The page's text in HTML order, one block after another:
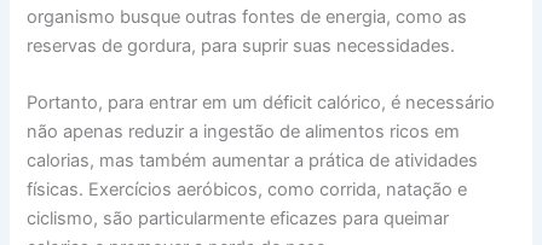
organismo busque outras fontes de energia, como as
reservas de gordura, para suprir suas necessidades.
Portanto, para entrar em um déficit calórico, é necessário
não apenas reduzir a ingestão de alimentos ricos em
calorias, mas também aumentar a prática de atividades
físicas. Exercícios aeróbicos, como corrida, natação e
ciclismo, são particularmente eficazes para queimar